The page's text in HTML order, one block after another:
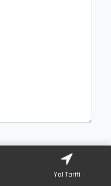
Yol Tarifi